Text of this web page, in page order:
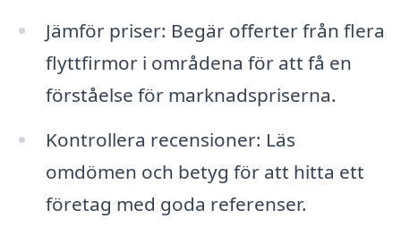
Jämför priser: Begär offerter från flera
flyttfirmor i områdena för att få en
förståelse för marknadspriserna.
Kontrollera recensioner: Läs
omdömen och betyg för att hitta ett
företag med goda referenser.